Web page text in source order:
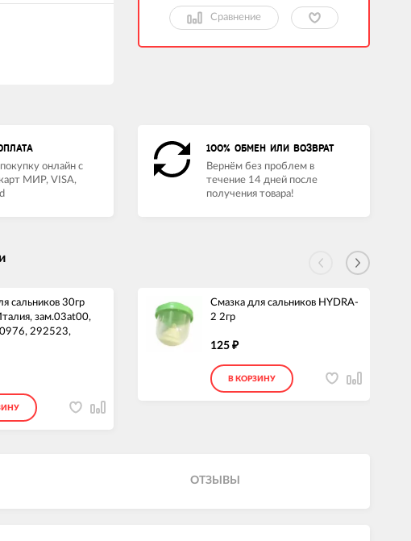
Сравнение
онлайн с
МИР, VISA,
100% ОБМЕН ИЛИ ВОЗВРАТ
Вернём без проблем в
течение 14 дней после
получения товара!
сальников 30гр
зам.03at00,
292523,
Смазка для сальников HYDRA-
2 2гр
125 ₽
В КОРЗИНУ
ОТЗЫВЫ